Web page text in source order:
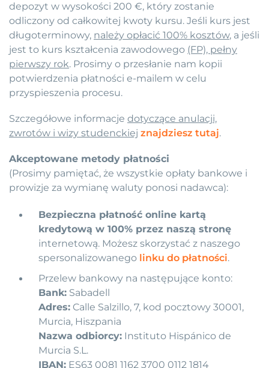
depozyt w wysokości 200 €, który zostanie
odliczony od całkowitej kwoty kursu. Jeśli kurs jest
długoterminowy, należy opłacić 100% kosztów, a jeśli
jest to kurs kształcenia zawodowego (FP), pełny
pierwszy rok. Prosimy o przesłanie nam kopii
potwierdzenia płatności e-mailem w celu
przyspieszenia procesu.
Szczegółowe informacje dotyczące anulacji,
zwrotów i wizy studenckiej znajdziesz tutaj.
Akceptowane metody płatności
(Prosimy pamiętać, że wszystkie opłaty bankowe i
prowizje za wymianę waluty ponosi nadawca):
Bezpieczna płatność online kartą
kredytową w 100% przez naszą stronę
internetową. Możesz skorzystać z naszego
spersonalizowanego linku do płatności.
Przelew bankowy na następujące konto:
Bank: Sabadell
Adres: Calle Salzillo, 7, kod pocztowy 30001,
Murcia, Hiszpania
Nazwa odbiorcy: Instituto Hispánico de
Murcia S.L.
IBAN: ES63 0081 1162 3700 0112 1814